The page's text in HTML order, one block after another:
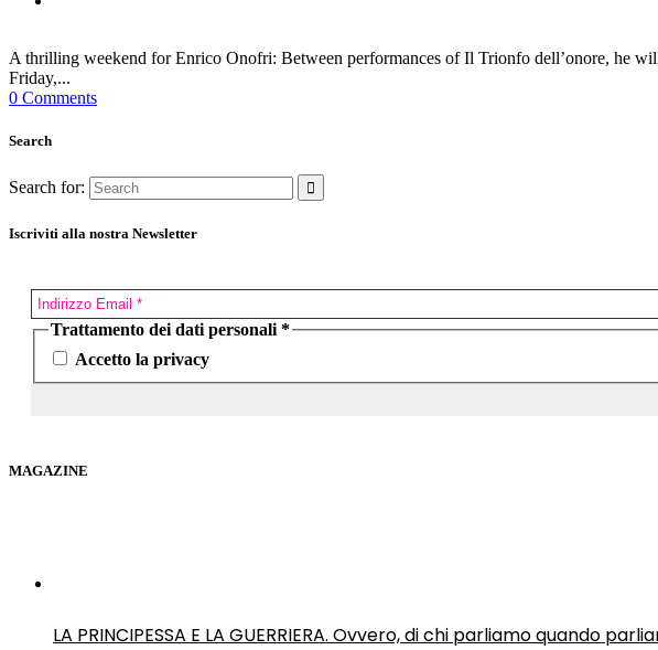
A thrilling weekend for Enrico Onofri: Between performances of Il Trionfo dell’onore, he
Friday,...
0 Comments
Search
Search for:
Iscriviti alla nostra Newsletter
Trattamento dei dati personali *
Accetto la privacy
MAGAZINE
LA PRINCIPESSA E LA GUERRIERA. Ovvero, di chi parliamo quando